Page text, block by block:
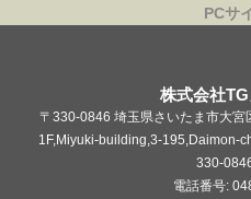
PCサ
株式会社
〒330-0846 埼玉県さいたま市大
1F,Miyuki-building,3-195,Daimon-
330-
電話番号: